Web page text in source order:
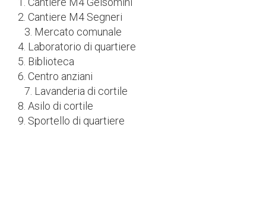
2. Cantiere M4 Segneri
3. Mercato comunale
4. Laboratorio di quartiere
5. Biblioteca
6. Centro anziani
7. Lavanderia di cortile
8. Asilo di cortile
9. Sportello di quartiere